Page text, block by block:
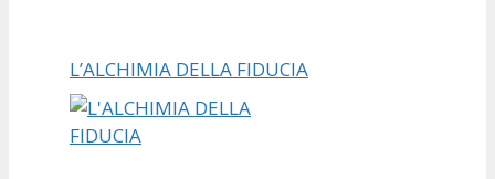
L’ALCHIMIA DELLA FIDUCIA